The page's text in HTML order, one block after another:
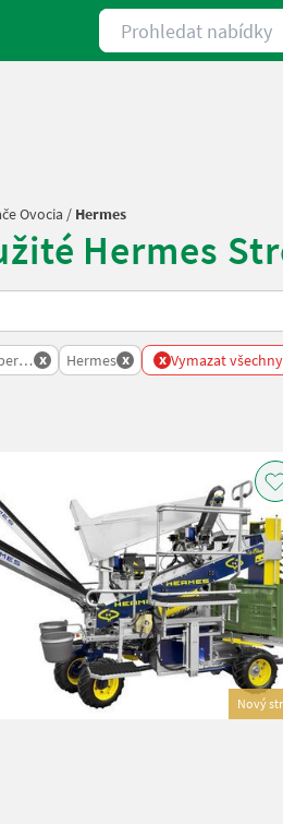
Prohledat nabídky
Ovocia / Hermes
Hermes
Ovocia
x Hermes x x Vymazat
Nový